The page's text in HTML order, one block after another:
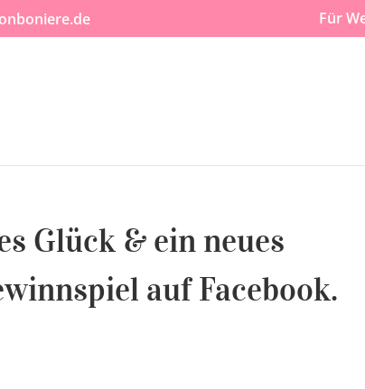
Für
Glück & ein neues
auf Facebook.